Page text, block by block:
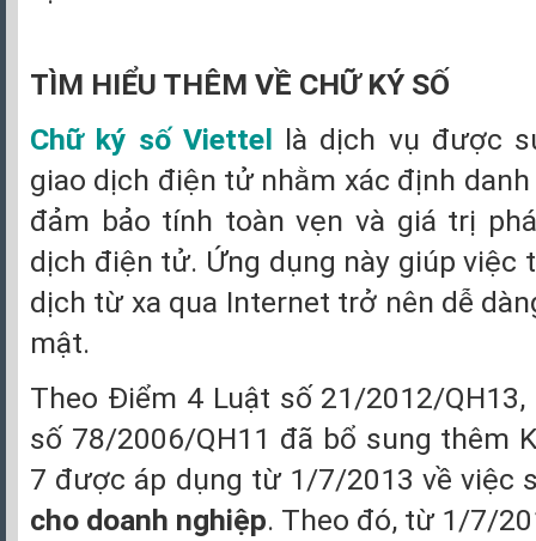
TÌM HIỂU THÊM VỀ CHỮ KÝ SỐ
Chữ ký số Viettel là dịch vụ được
giao dịch điện tử nhằm xác định
đảm bảo tính toàn vẹn và giá trị
dịch điện tử. Ứng dụng này giúp việc
dịch từ xa qua Internet trở nên dễ
mật.
Theo Điểm 4 Luật số 21/2012/QH13,
số 78/2006/QH11 đã bổ sung thêm
7 được áp dụng từ 1/7/2013 về việc
cho doanh nghiệp. Theo đó, từ 1/7/